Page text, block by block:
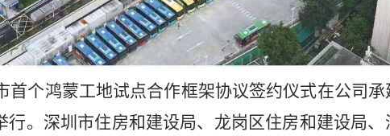
首个鸿蒙工地试点合作框架协议签约仪式在公司
行。深圳市住房和建设局、龙岗区住房和建设局